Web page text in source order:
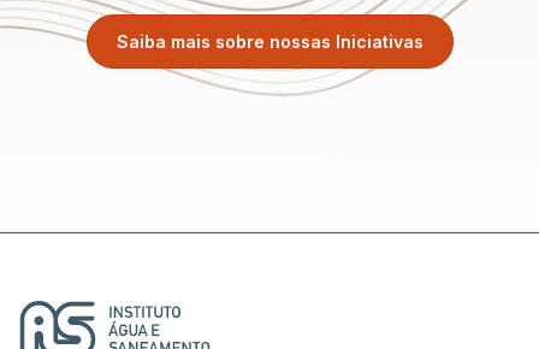
Saiba mais sobre nossas Iniciativas